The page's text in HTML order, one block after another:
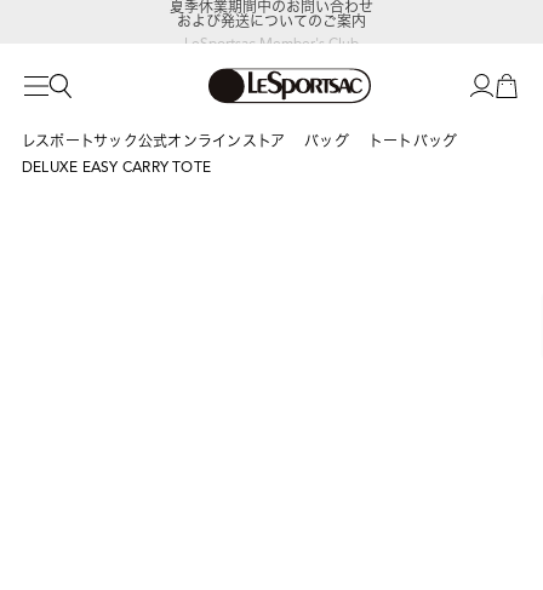
LeSportsac Member's Club
ポイントアップキャンペーン開催中
および発送についてのご案内
レスポートサック公式オンラインストア バッグ
トートバッグ
DELUXE EASY CARRY TOTE